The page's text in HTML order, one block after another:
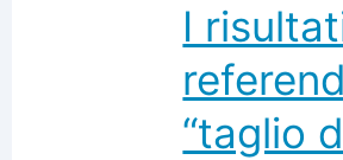
I
“taglio